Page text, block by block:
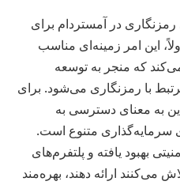
در آمستردام برای
این امر زمینه‌ای مناسب
که منجر به توسعه
با رمزنگاری می‌شود. برای
به معنای دسترسی به
متنوع است.
بهبود یافته و پلتفرم‌های
می‌کنند ارائه دهند، بهره‌مند